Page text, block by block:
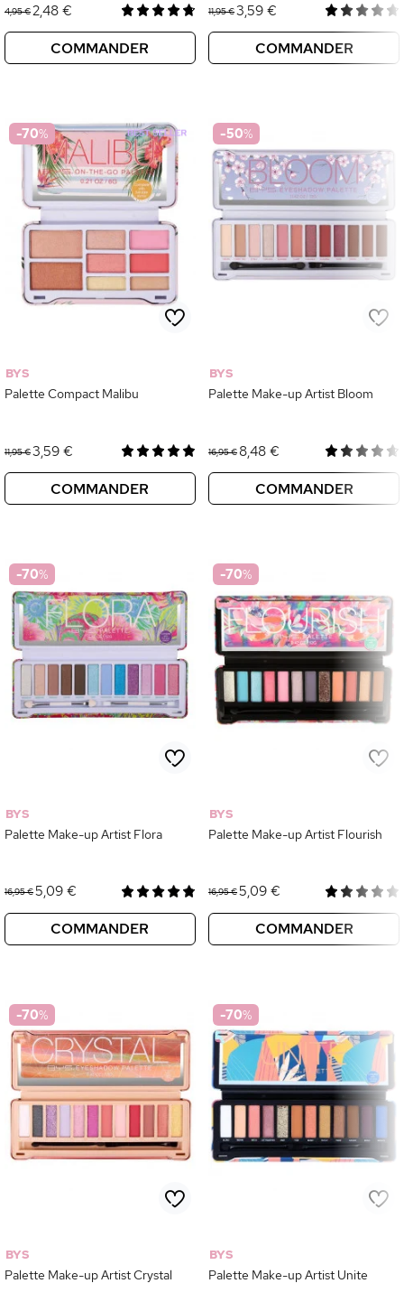
4,95 €2,48 €
COMMANDER
11,95 €3,59 €
COMMANDER
-70%
BYS
Palette Compact Malibu
11,95 €3,59 €
COMMANDER
-50%
BYS
Palette Make-up Artist Bloom
16,95 € 8,48 €
COMMANDER
-70%
BYS
Palette Make-up Artist Flora
16,95 €5,09 €
COMMANDER
-70%
BYS
Palette Make-up Artist Flourish
16,95 €5,09 €
COMMANDER
-70%
BYS
Palette Make-up Artist Crystal
-70%
BYS
Palette Make-up Artist Unite